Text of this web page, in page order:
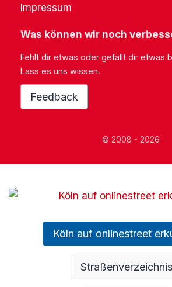
Impressum
Was können wir noch
Fehlt dir etwas oder gefällt dir etwas
Lass es uns wissen.
Feedback
© 2008 - 2026
Köln auf onlinestreet
Straßenverzeichnis